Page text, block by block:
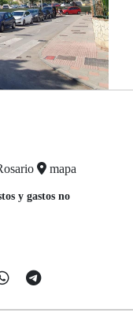
mapa
y gastos no